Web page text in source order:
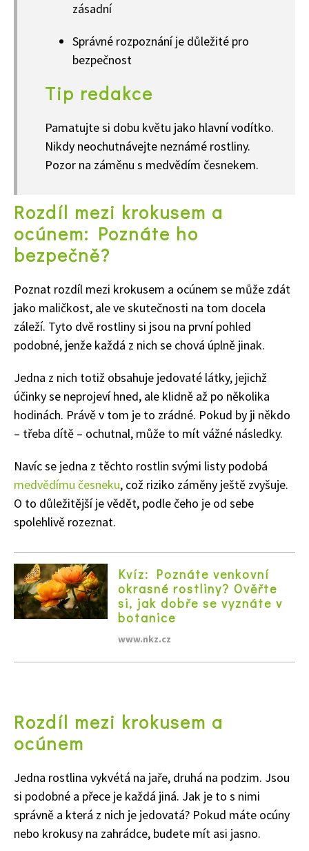
zásadní
Správné rozpoznání je důležité pro
bezpečnost
Tip redakce
Pamatujte si dobu květu jako hlavní vodítko.
Nikdy neochutnávejte neznámé rostliny.
Pozor na záměnu s medvědím česnekem.
Rozdíl mezi krokusem a
ocúnem: Poznáte ho
bezpečně?
Poznat rozdíl mezi krokusem a ocúnem se může zdát
jako maličkost, ale ve skutečnosti na tom docela
záleží. Tyto dvě rostliny si jsou na první pohled
podobné, jenže každá z nich se chová úplně jinak.
Jedna z nich totiž obsahuje jedovaté látky, jejichž
účinky se neprojeví hned, ale klidně až po několika
hodinách. Právě v tom je to zrádné. Pokud by ji někdo
– třeba dítě – ochutnal, může to mít vážné následky.
Navíc se jedna z těchto rostlin svými listy podobá
medvědímu česneku, což riziko záměny ještě zvyšuje.
O to důležitější je vědět, podle čeho je od sebe
spolehlivě rozeznat.
Kvíz: Poznáte venkovní
okrasné rostliny? Ověřte
si, jak dobře se vyznáte v
botanice
www.nkz.cz
Rozdíl mezi krokusem a
ocúnem
Jedna rostlina vykvétá na jaře, druhá na podzim. Jsou
si podobné a přece je každá jiná. Jak je to s nimi
správně a která z nich je jedovatá? Pokud máte ocúny
nebo krokusy na zahrádce, budete mít asi jasno.